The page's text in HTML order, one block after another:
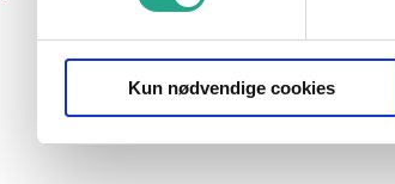
Kun nødvendige cookies